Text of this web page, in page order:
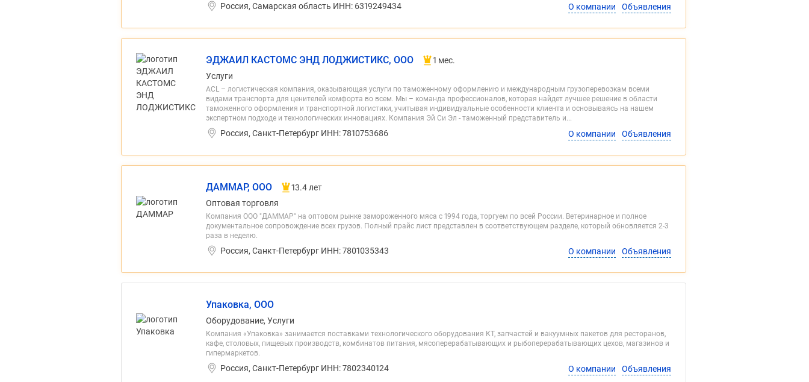
Россия, Самарская область ИНН: 6319249434 О компании Объявления
ЭДЖАИЛ КАСТОМС ЭНД ЛОДЖИСТИКС, ООО
1 мес.
Услуги
ACL – логистическая компания, оказывающая услуги по таможенному оформлению и международным грузоперевозкам всеми
видами транспорта для ценителей комфорта во всем. Мы – команда профессионалов, которая найдет лучшее решение в области
таможенного оформления и транспортной логистики, учитывая индивидуальные особенности клиента и основываясь на нашем
экспертном подходе и технологических инновациях. Компания Эй Си Эл - таможенный представитель и...
Россия, Санкт-Петербург ИНН: 7810753686 О компании Объявления
ДАММАР, ООО
13.4 лет
Оптовая торговля
Компания ООО "ДАММАР" на оптовом рынке замороженного мяса с 1994 года, торгуем по всей России. Ветеринарное и полное
документальное сопровождение всех грузов. Полный прайс лист представлен в соответствующем разделе, который обновляется 2-3
раза в неделю.
Россия, Санкт-Петербург ИНН: 7801035343 О компании Объявления
Упаковка, ООО
Оборудование, Услуги
Компания «Упаковка» занимается поставками технологического оборудования КТ, запчастей и вакуумных пакетов для ресторанов,
кафе, столовых, пищевых производств, комбинатов питания, мясоперерабатывающих и рыбоперерабатывающих цехов, магазинов и
гипермаркетов.
Россия, Санкт-Петербург ИНН: 7802340124 О компании Объявления